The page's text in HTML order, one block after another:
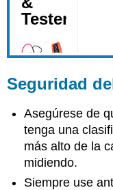
Seguridad
Asegúrese de
tenga una
más alto de la
midiendo.
Siempre use